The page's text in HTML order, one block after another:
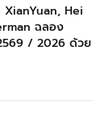
XianYuan, Hei
ฉลอง
/ 2026 ด้วย